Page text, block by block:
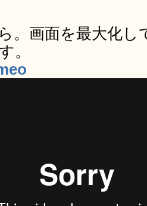
。画面を最大化し
。